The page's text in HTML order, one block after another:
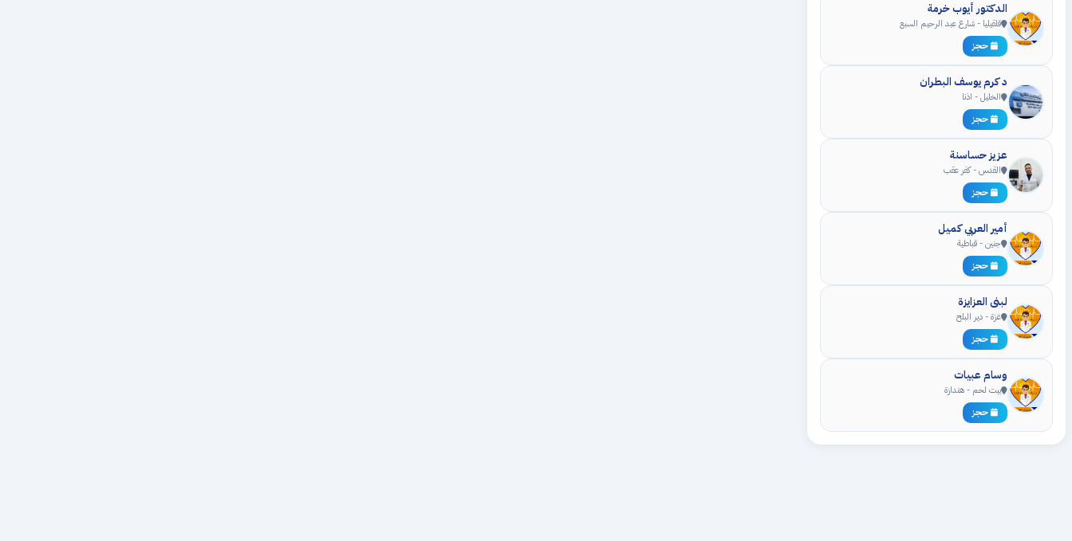
الدكتور أيوب خرمة
قلقيليا - شارع عبد الرحيم السبع
حجز
د كرم يوسف البطران
الخليل - اذنا
حجز
عزيز حساسنة
القدس - كفر عقب
حجز
أمير العربي كميل
جنين - قباطية
حجز
لبنى العزايزة
غزة - دير البلح
حجز
وسام عبيات
بيت لحم - هندازة
حجز